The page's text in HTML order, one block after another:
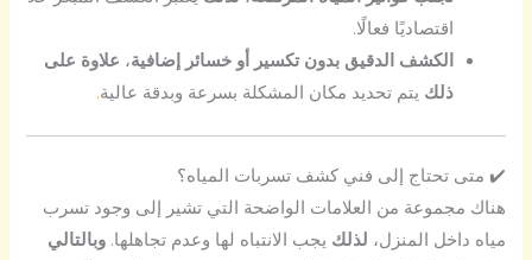
اقتصاديًا فعالًا.
الكشف الدقيق بدون تكسير أو خسائر إضافية، علاوة على
ذلك يتم تحديد مكان المشكلة بسرعة وبدقة عالية.
✔️ متى تحتاج إلى فني كشف تسربات المياه؟
هناك مجموعة من العلامات الواضحة التي تشير إلى وجود تسرب
مياه داخل المنزل، لذلك يجب الانتباه لها وعدم تجاهلها.وبالتالي